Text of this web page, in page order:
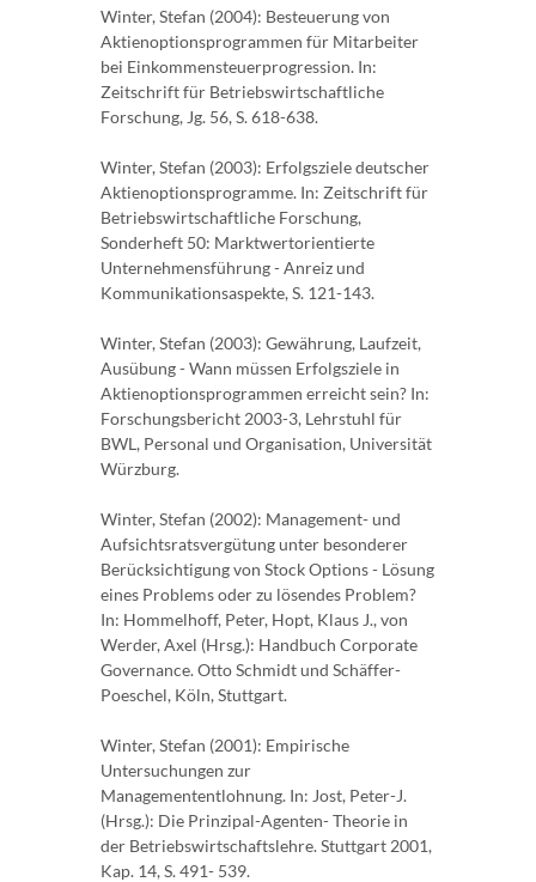
Winter, Stefan (2004): Besteuerung von
Aktienoptionsprogrammen für Mitarbeiter
bei Einkommensteuerprogression. In:
Zeitschrift für Betriebswirtschaftliche
Forschung, Jg. 56, S. 618-638.
Winter, Stefan (2003): Erfolgsziele deutscher
Aktienoptionsprogramme. In: Zeitschrift für
Betriebswirtschaftliche Forschung,
Sonderheft 50: Marktwertorientierte
Unternehmensführung - Anreiz und
Kommunikationsaspekte, S. 121-143.
Winter, Stefan (2003): Gewährung, Laufzeit,
Ausübung - Wann müssen Erfolgsziele in
Aktienoptionsprogrammen erreicht sein? In:
Forschungsbericht 2003-3, Lehrstuhl für
BWL, Personal und Organisation, Universität
Würzburg.
Winter, Stefan (2002): Management- und
Aufsichtsratsvergütung unter besonderer
Berücksichtigung von Stock Options - Lösung
eines Problems oder zu lösendes Problem?
In: Hommelhoff, Peter, Hopt, Klaus J., von
Werder, Axel (Hrsg.): Handbuch Corporate
Governance. Otto Schmidt und Schäffer-
Poeschel, Köln, Stuttgart.
Winter, Stefan (2001): Empirische
Untersuchungen zur
Managemententlohnung. In: Jost, Peter-J.
(Hrsg.): Die Prinzipal-Agenten- Theorie in
der Betriebswirtschaftslehre. Stuttgart 2001,
Kap. 14, S. 491- 539.